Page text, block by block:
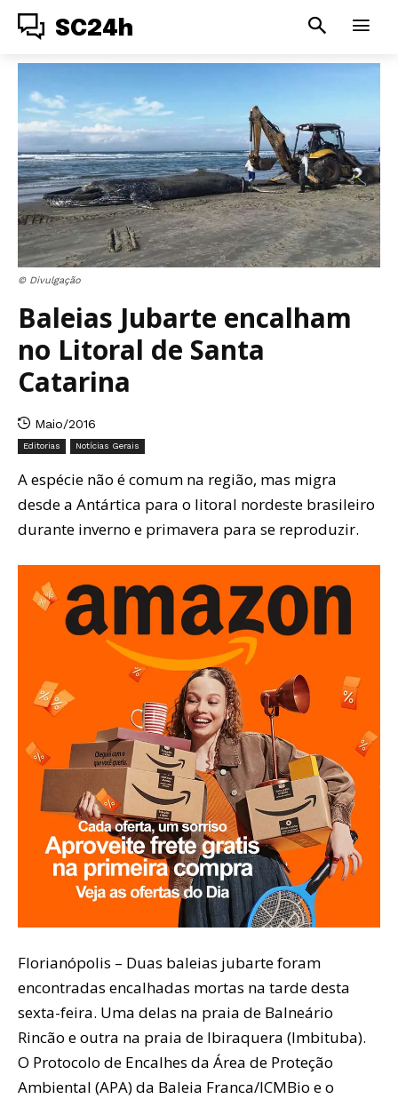
SC24h
© Divulgação
Baleias Jubarte encalham
no Litoral de Santa
Catarina
Maio/2016
Editorias Notícias Gerais
A espécie não é comum na região, mas migra
desde a Antártica para o litoral nordeste brasileiro
durante inverno e primavera para se reproduzir.
Florianópolis – Duas baleias jubarte foram
encontradas encalhadas mortas na tarde desta
sexta-feira. Uma delas na praia de Balneário
Rincão e outra na praia de Ibiraquera (Imbituba).
O Protocolo de Encalhes da Área de Proteção
Ambiental (APA) da Baleia Franca/ICMBio e o